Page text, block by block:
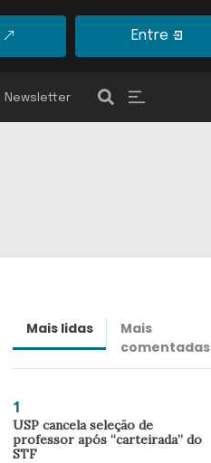
Entre
Newsletter
Mais lidas
Mais
comentadas
1
USP cancela seleção de
professor após “carteirada” do
STF